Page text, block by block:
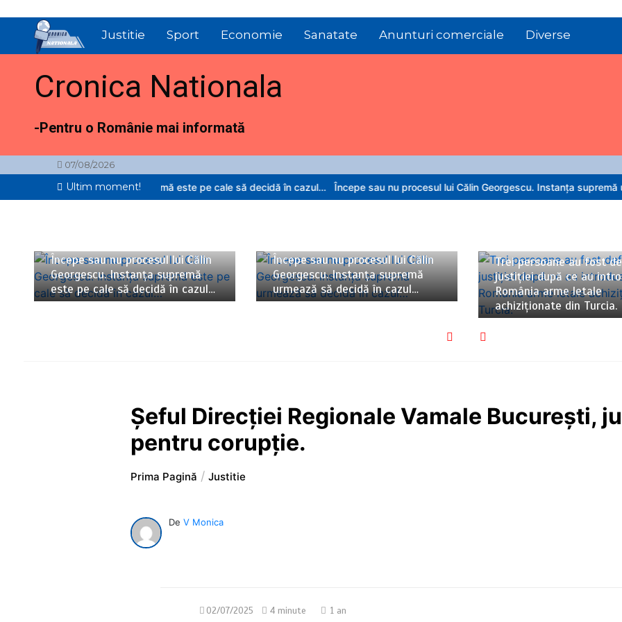
conținut
Justitie Sport Economie Sanatate Anunturi comerciale Diverse
Cronica Nationala
-Pentru o Românie mai informată
07/08/2026
Ultim moment!
Instanța supremă este pe cale să decidă în cazul… Începe sau nu procesul lui Călin Georgescu. Instanța supremă urmează să
Începe sau nu procesul lui Călin
Georgescu. Instanța supremă
este pe cale să decidă în cazul…
Începe sau nu procesul lui Călin
Georgescu. Instanța supremă
urmează să decidă în cazul…
Trei persoane au fost
justiției după ce au
România arme letale
achiziționate din Turcia.
Șeful Direcției Regionale Vamale București,
pentru corupție.
Prima Pagină Justitie
DeV Monica
02/07/2025 4 minute 1 an